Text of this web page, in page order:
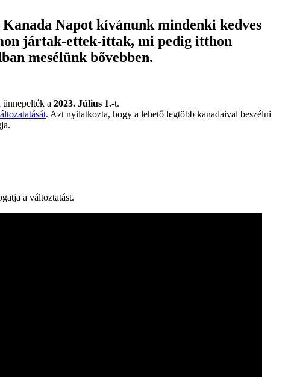
Napot kívánunk mindenki kedves
jártak-ettek-ittak, mi pedig itthon
mesélünk bővebben.
ünnepelték a 2023. Július 1.-t.
. Azt nyilatkozta, hogy a lehető legtöbb kanadaival beszélni
a változtatást.